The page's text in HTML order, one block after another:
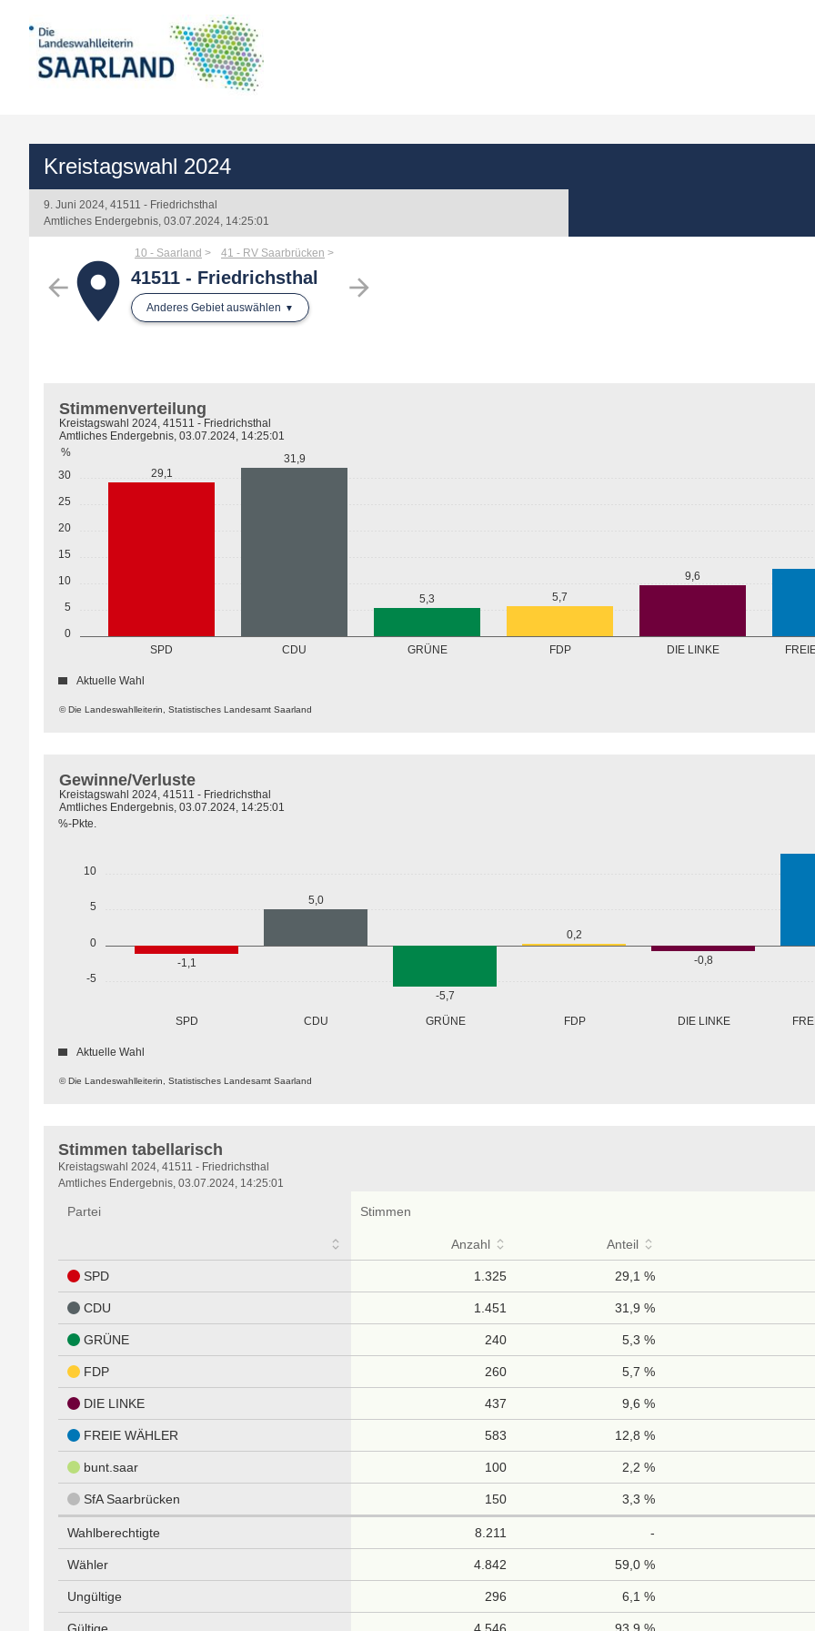
Kreistagswahl 2024
9. Juni 2024, 41511 - Friedrichsthal
Amtliches Endergebnis, 03.07.2024, 14:25:01
arrow_back arrow_forward
place
10 - Saarland 41 - RV Saarbrücken
41511 - Friedrichsthal
Anderes Gebiet auswählen
0
5
10
15
20
25
30
%
SPD CDU GRÜNE FDP DIE LINKE
29,1
31,9
5,3 5,7
9,6
© Die Landeswahlleiterin, Statistisches Landesamt Saarland
Stimmenverteilung
Kreistagswahl 2024, 41511 - Friedrichsthal
Amtliches Endergebnis, 03.07.2024, 14:25:01
Aktuelle Wahl
-5
0
5
10
%-Pkte.
SPD CDU GRÜNE FDP DIE LINKE
-1,1
5,0
-5,7
0,2
-0,8
© Die Landeswahlleiterin, Statistisches Landesamt Saarland
Gewinne/Verluste
Kreistagswahl 2024, 41511 - Friedrichsthal
Amtliches Endergebnis, 03.07.2024, 14:25:01
Aktuelle Wahl
Stimmen tabellarisch
Stimmen
tabellarisch
Kreistagswahl 2024, 41511 - Friedrichsthal
Amtliches Endergebnis, 03.07.2024, 14:25:01
Partei Stimmen
Anzahl Anteil
SPD 1.325 29,1 %
CDU 1.451 31,9 %
GRÜNE 240 5,3 %
FDP 260 5,7 %
DIE LINKE 437 9,6 %
FREIE WÄHLER 583 12,8 %
bunt.saar 100 2,2 %
SfA Saarbrücken 150 3,3 %
Wahlberechtigte 8.211 -
Wähler 4.842 59,0 %
Ungültige 296 6,1 %